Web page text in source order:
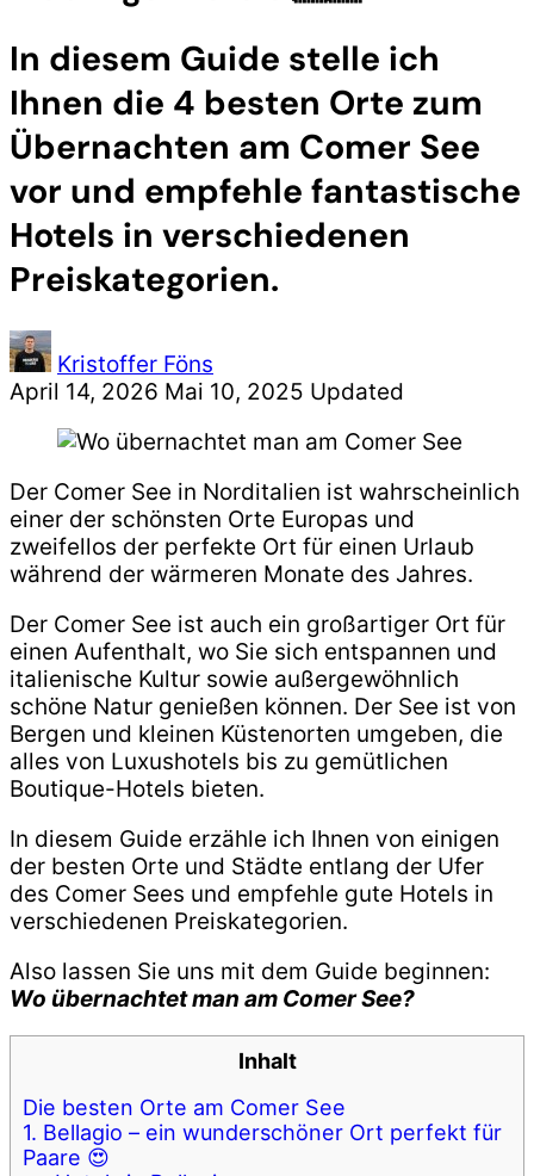
In diesem Guide stelle ich
Ihnen die 4 besten Orte zum
Übernachten am Comer See
vor und empfehle fantastische
Hotels in verschiedenen
Preiskategorien.
Kristoffer Föns
April 14, 2026 Mai 10, 2025 Updated
Der Comer See in Norditalien ist wahrscheinlich
einer der schönsten Orte Europas und
zweifellos der perfekte Ort für einen Urlaub
während der wärmeren Monate des Jahres.
Der Comer See ist auch ein großartiger Ort für
einen Aufenthalt, wo Sie sich entspannen und
italienische Kultur sowie außergewöhnlich
schöne Natur genießen können. Der See ist von
Bergen und kleinen Küstenorten umgeben, die
alles von Luxushotels bis zu gemütlichen
Boutique-Hotels bieten.
In diesem Guide erzähle ich Ihnen von einigen
der besten Orte und Städte entlang der Ufer
des Comer Sees und empfehle gute Hotels in
verschiedenen Preiskategorien.
Also lassen Sie uns mit dem Guide beginnen:
Wo übernachtet man am Comer See?
Inhalt
Die besten Orte am Comer See
1. Bellagio – ein wunderschöner Ort perfekt für
Paare 😍